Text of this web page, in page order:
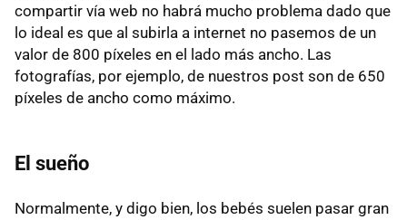
compartir vía web no habrá mucho problema dado que
lo ideal es que al subirla a internet no pasemos de un
valor de 800 píxeles en el lado más ancho. Las
fotografías, por ejemplo, de nuestros post son de 650
píxeles de ancho como máximo.
El sueño
Normalmente, y digo bien, los bebés suelen pasar gran